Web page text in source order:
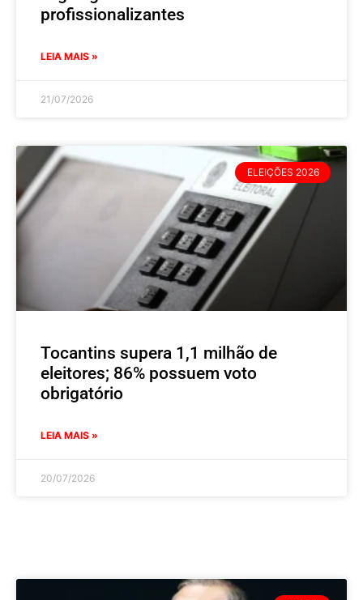
profissionalizantes
LEIA MAIS »
21/07/2026
ELEIÇÕES 2026
Tocantins supera 1,1 milhão de
eleitores; 86% possuem voto
obrigatório
LEIA MAIS »
20/07/2026